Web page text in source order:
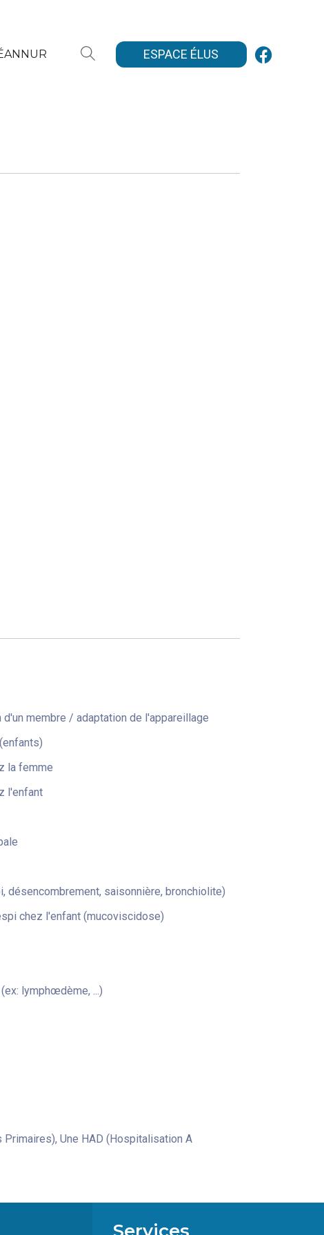
ESPACE ÉLUS
d'un membre / adaptation de l'appareillage
la femme
l'enfant
désencombrement, saisonnière, bronchiolite)
chez l'enfant (mucoviscidose)
lymphœdème, ...)
Une HAD (Hospitalisation A